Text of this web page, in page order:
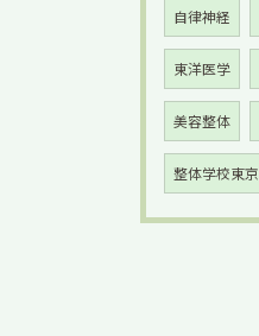
自律神経
東洋医学
美容整体
整体学校東京